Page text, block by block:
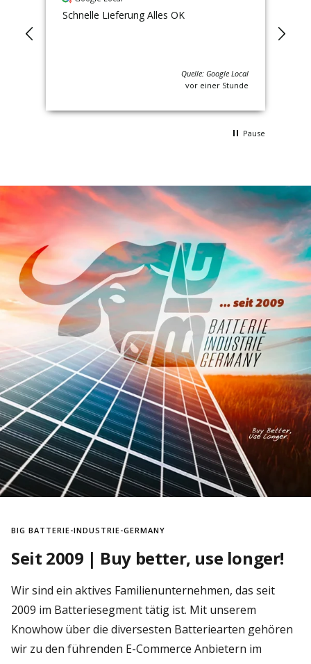
Schnelle Lieferung Alles OK
Quelle: Google Local
vor einer Stunde
Pause
BIG BATTERIE-INDUSTRIE-GERMANY
Seit 2009 | Buy better, use longer!
Wir sind ein aktives Familienunternehmen, das seit
2009 im Batteriesegment tätig ist. Mit unserem
Knowhow über die diversesten Batteriearten gehören
wir zu den führenden E-Commerce Anbietern im